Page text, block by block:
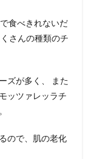
食べきれないだ
さんの種類のチ
ズが多く、 また
ッツァレッラチ
ので、肌の老化